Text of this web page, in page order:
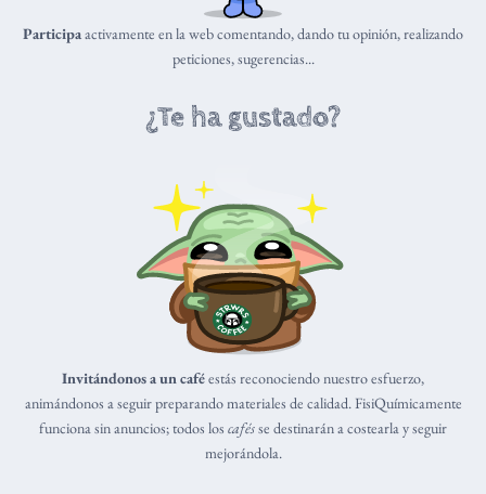
Participaactivamente en la web comentando, dando tu opinión, realizando
peticiones, sugerencias...
¿Te ha gustado?
Invitándonos a un caféestás reconociendo nuestro esfuerzo,
animándonos a seguir preparando materiales de calidad. FisiQuímicamente
funciona sin anuncios; todos los cafésse destinarán a costearla y seguir
mejorándola.